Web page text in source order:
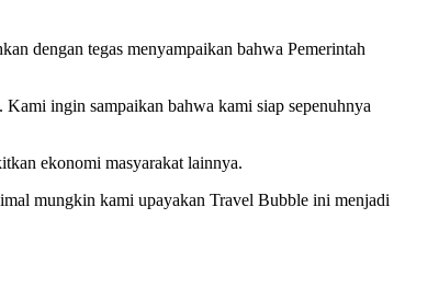
dengan tegas menyampaikan bahwa Pemerintah
ingin sampaikan bahwa kami siap sepenuhnya
ekonomi masyarakat lainnya.
mungkin kami upayakan Travel Bubble ini menjadi